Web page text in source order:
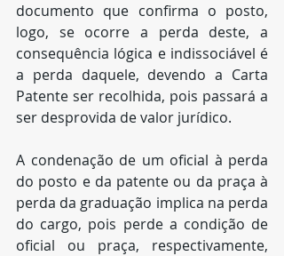
documento que confirma o posto,
logo, se ocorre a perda deste, a
consequência lógica e indissociável é
a perda daquele, devendo a Carta
Patente ser recolhida, pois passará a
ser desprovida de valor jurídico.
A condenação de um oficial à perda
do posto e da patente ou da praça à
perda da graduação implica na perda
do cargo, pois perde a condição de
oficial ou praça, respectivamente,